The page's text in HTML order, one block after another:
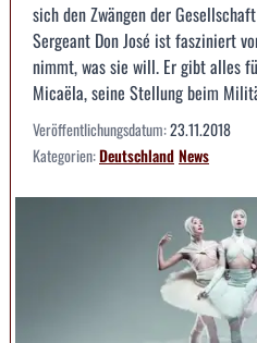
sich den Zwängen der
Sergeant Don José ist fasziniert
nimmt, was sie will. Er gibt alles
Micaëla, seine Stellung beim
Veröffentlichungsdatum:23.11.2018
Kategorien:DeutschlandNews